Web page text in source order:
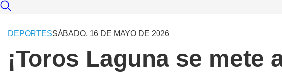
DEPORTESSÁBADO, 16 DE MAYO DE 2026
¡Toros Laguna se mete